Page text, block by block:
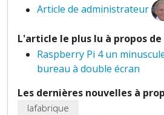
Article de administrateur
L'article le plus lu à propos de
Raspberry Pi 4 un
bureau à double écran
Les dernières nouvelles à
lafabrique